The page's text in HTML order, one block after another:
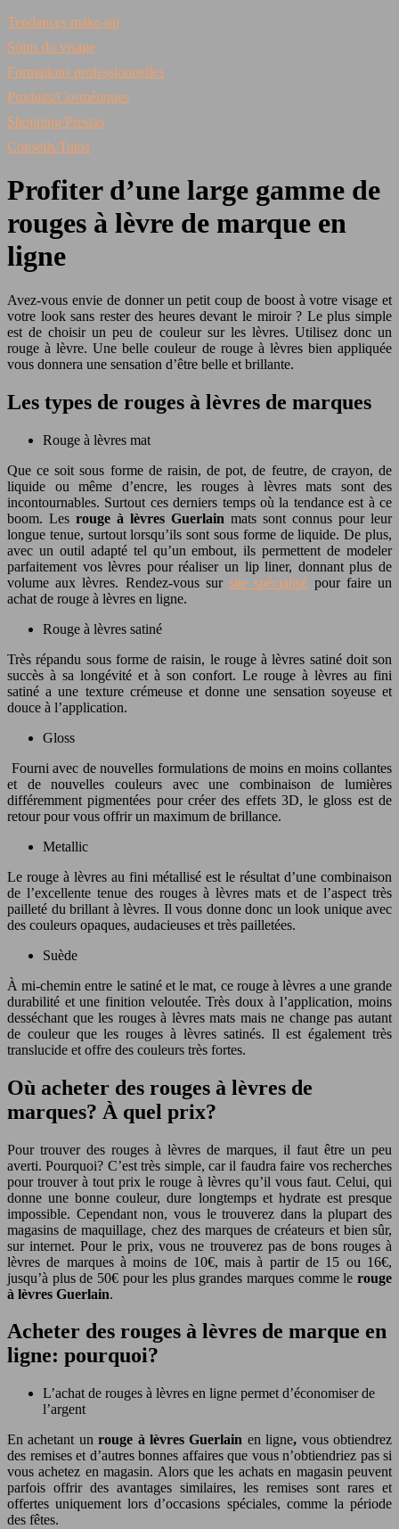
Tendances make-up
Soins du visage
Formations professionnelles
Produits/Cosmétiques
Shopping/Prestas
Conseils/Tutos
Profiter d’une large gamme de
rouges à lèvre de marque en
ligne
Avez-vous envie de donner un petit coup de boost à votre visage et
votre look sans rester des heures devant le miroir ? Le plus simple
est de choisir un peu de couleur sur les lèvres. Utilisez donc un
rouge à lèvre. Une belle couleur de rouge à lèvres bien appliquée
vous donnera une sensation d’être belle et brillante.
Les types de rouges à lèvres de marques
Rouge à lèvres mat
Que ce soit sous forme de raisin, de pot, de feutre, de crayon, de
liquide ou même d’encre, les rouges à lèvres mats sont des
incontournables. Surtout ces derniers temps où la tendance est à ce
boom. Les rouge à lèvres Guerlain mats sont connus pour leur
longue tenue, surtout lorsqu’ils sont sous forme de liquide. De plus,
avec un outil adapté tel qu’un embout, ils permettent de modeler
parfaitement vos lèvres pour réaliser un lip liner, donnant plus de
volume aux lèvres. Rendez-vous sursite spécialisé pour faire un
achat de rouge à lèvres en ligne.
Rouge à lèvres satiné
Très répandu sous forme de raisin, le rouge à lèvres satiné doit son
succès à sa longévité et à son confort. Le rouge à lèvres au fini
satiné a une texture crémeuse et donne une sensation soyeuse et
douce à l’application.
Gloss
Fourni avec de nouvelles formulations de moins en moins collantes
et de nouvelles couleurs avec une combinaison de lumières
différemment pigmentées pour créer des effets 3D, le gloss est de
retour pour vous offrir un maximum de brillance.
Metallic
Le rouge à lèvres au fini métallisé est le résultat d’une combinaison
de l’excellente tenue des rouges à lèvres mats et de l’aspect très
pailleté du brillant à lèvres. Il vous donne donc un look unique avec
des couleurs opaques, audacieuses et très pailletées.
Suède
À mi-chemin entre le satiné et le mat, ce rouge à lèvres a une grande
durabilité et une finition veloutée. Très doux à l’application, moins
desséchant que les rouges à lèvres mats mais ne change pas autant
de couleur que les rouges à lèvres satinés. Il est également très
translucide et offre des couleurs très fortes.
Où acheter des rouges à lèvres de
marques? À quel prix?
Pour trouver des rouges à lèvres de marques, il faut être un peu
averti. Pourquoi? C’est très simple, car il faudra faire vos recherches
pour trouver à tout prix le rouge à lèvres qu’il vous faut. Celui, qui
donne une bonne couleur, dure longtemps et hydrate est presque
impossible. Cependant non, vous le trouverez dans la plupart des
magasins de maquillage, chez des marques de créateurs et bien sûr,
sur internet. Pour le prix, vous ne trouverez pas de bons rouges à
lèvres de marques à moins de 10€, mais à partir de 15 ou 16€,
jusqu’à plus de 50€ pour les plus grandes marques comme le rouge
à lèvres Guerlain.
Acheter des rouges à lèvres de marque en
ligne: pourquoi?
L’achat de rouges à lèvres en ligne permet d’économiser de
l’argent
En achetant unrouge à lèvres Guerlain en ligne, vous obtiendrez
des remises et d’autres bonnes affaires que vous n’obtiendriez pas si
vous achetez en magasin. Alors que les achats en magasin peuvent
parfois offrir des avantages similaires, les remises sont rares et
offertes uniquement lors d’occasions spéciales, comme la période
des fêtes.